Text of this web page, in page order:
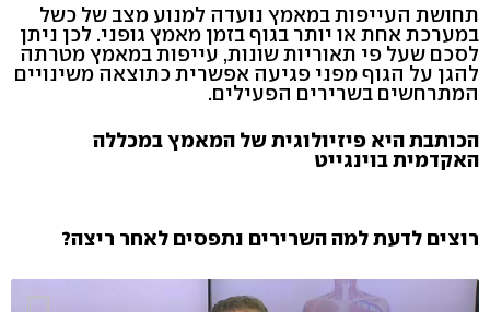
תחושת העייפות במאמץ נועדה למנוע מצב של כשל
במערכת אחת או יותר בגוף בזמן מאמץ גופני. לכן ניתן
לסכם שעל פי תאוריות שונות, עייפות במאמץ מטרתה
להגן על הגוף מפני פגיעה אפשרית כתוצאה משינויים
המתרחשים בשרירים הפעילים.
הכותבת היא פיזיולוגית של המאמץ במכללה
האקדמית בוינגייט
רוצים לדעת למה השרירים נתפסים לאחר ריצה?